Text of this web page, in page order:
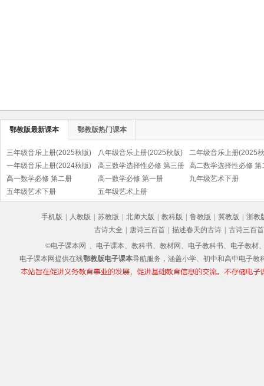
鄂教版最新课本 鄂教版热门课本
三年级音乐上册(2025秋版) 八年级音乐上册(2025秋版)
二年级音乐上册(2025
一年级音乐上册(2024秋版)
高三数学选择性必修 第三册 高二数学选择性必修 第
高一数学必修 第二册
高一数学必修 第一册
九年级艺术下册
五年级艺术下册
五年级艺术上册
手机版 人教版 苏教版 北师大版 教科版 鲁教版 冀教版
浙教
古诗大全
唐诗三百首 描述春天的古诗
古诗三百首
©电子课本网 、电子课本、教科书、教材网、电子教科书、电子教材
电子课本网提供在线鄂教版电子课本导航服务，涵盖小学、初中和高中电子